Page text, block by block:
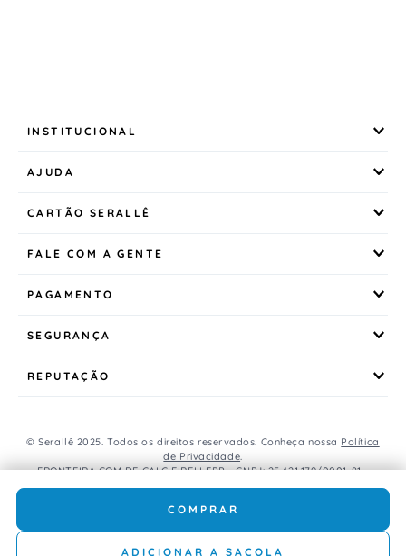
COMPRAR
ADICIONAR A SACOLA
INSTITUCIONAL
AJUDA
CARTÃO SERALLÊ
FALE COM A GENTE
PAGAMENTO
SEGURANÇA
REPUTAÇÃO
© Serallê 2025. Todos os direitos reservados. Conheça nossa Política
de Privacidade.
FRONTEIRA COM DE CALC EIRELI EPP - CNPJ: 25.421.179/0001-81 -
Avenida Brasil, 456, Centro, CEP: 85.851-000, Foz do Iguaçu, PR, Brasil.
válido é o do carrinho de compras.